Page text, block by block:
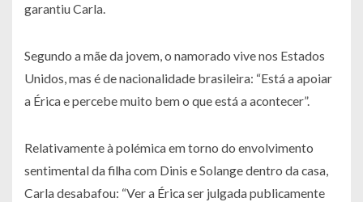
garantiu Carla.
Segundo a mãe da jovem, o namorado vive nos Estados
Unidos, mas é de nacionalidade brasileira: “Está a apoiar
a Érica e percebe muito bem o que está a acontecer”.
Relativamente à polémica em torno do envolvimento
sentimental da filha com Dinis e Solange dentro da casa,
Carla desabafou: “Ver a Érica ser julgada publicamente